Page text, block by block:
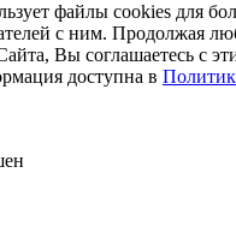
файлы cookies для
с ним. Продолжая
Вы соглашаетесь с
доступна в